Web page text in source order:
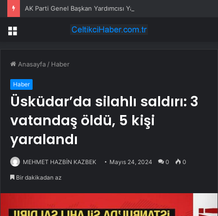
Menü
Anasayfa / Haber
Haber
Üsküdar’da silahlı saldırı: 3
vatandaş öldü, 5 kişi
yaralandı
MEHMET HAZBİN KAZBEK Mayıs 24, 2024 0 0
Bir dakikadan az